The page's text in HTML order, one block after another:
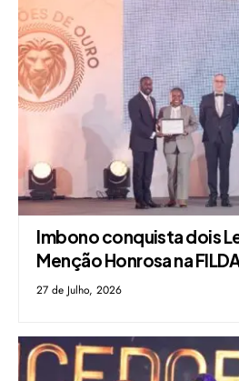
Imbono conquista dois
Menção Honrosa na
27 de Julho, 2026